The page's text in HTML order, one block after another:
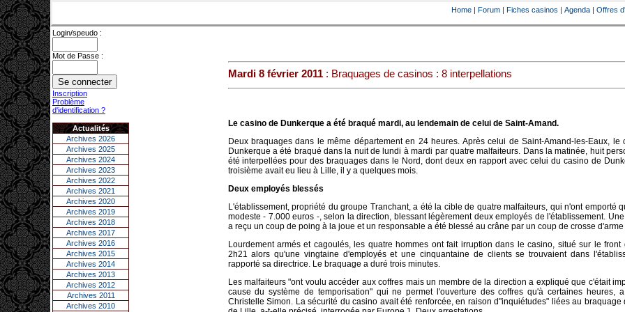
Home | Forum | Fiches casinos | Agenda | Offres
Login/speudo :
Mot de Passe :
Inscription
Problème
d'identification ?
Actualités
Archives 2026
Archives 2025
Archives 2024
Archives 2023
Archives 2022
Archives 2021
Archives 2020
Archives 2019
Archives 2018
Archives 2017
Archives 2016
Archives 2015
Archives 2014
Archives 2013
Archives 2012
Archives 2011
Archives 2010
Mardi 8 février 2011: Braquages de casinos : 8 interpellations
Le casino de Dunkerque a été braqué mardi, au lendemain de celui de Saint-Amand.
Deux braquages dans le même département en 24 heures. Après celui de Saint-Amand-les-Eaux, le
Dunkerque a été braqué dans la nuit de lundi à mardi par quatre malfaiteurs. Dans la matinée, huit
été interpellées pour des braquages dans le Nord, dont deux en rapport avec celui du casino de
troisième avait eu lieu à Lille, il y a quelques mois.
Deux employés blessés
L'établissement, propriété du groupe Tranchant, a été la cible de quatre malfaiteurs, qui n'ont emporté
modeste - 7.000 euros -, selon la direction, blessant légèrement deux employés de l'établissement.
a reçu un coup de poing à la joue et un responsable a été blessé au crâne par un coup de crosse
Lourdement armés et cagoulés, les quatre hommes ont fait irruption dans le casino, situé sur le front
2h21 alors qu'une vingtaine d'employés et une cinquantaine de clients se trouvaient dans
rapporté sa directrice. Le braquage a duré trois minutes.
Les malfaiteurs "ont voulu accéder aux coffres mais un membre de la direction a expliqué que c'était
cause du système de temporisation" qui ne permet l'ouverture des coffres qu'à certaines heures,
Christelle Simon. La sécurité du casino avait été renforcée, en raison d"inquiétudes" liées au braquage